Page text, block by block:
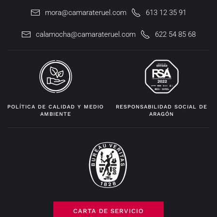
mora@camarateruel.com 613 12 35 91
calamocha@camarateruel.com 622 54 85 68
POLÍTICA DE CALIDAD Y MEDIO
AMBIENTE
RESPONSABILIDAD SOCIAL DE
ARAGÓN
CARTA DE SERVICIO